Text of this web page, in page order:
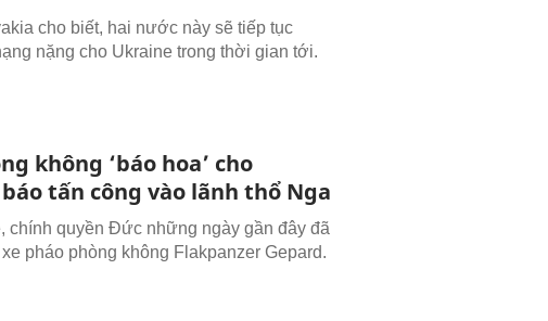
cho biết, hai nước này sẽ tiếp tục
nặng cho Ukraine trong thời gian tới.
không ‘báo hoa’ cho
tấn công vào lãnh thổ Nga
chính quyền Đức những ngày gần đây đã
pháo phòng không Flakpanzer Gepard.